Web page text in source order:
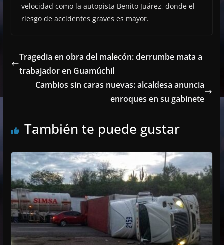
velocidad como la autopista Benito Juárez, donde el
riesgo de accidentes graves es mayor.
Tragedia en obra del malecón: derrumbe mata a
trabajador en Guamúchil
Cambios sin caras nuevas: alcaldesa anuncia
enroques en su gabinete
También te puede gustar